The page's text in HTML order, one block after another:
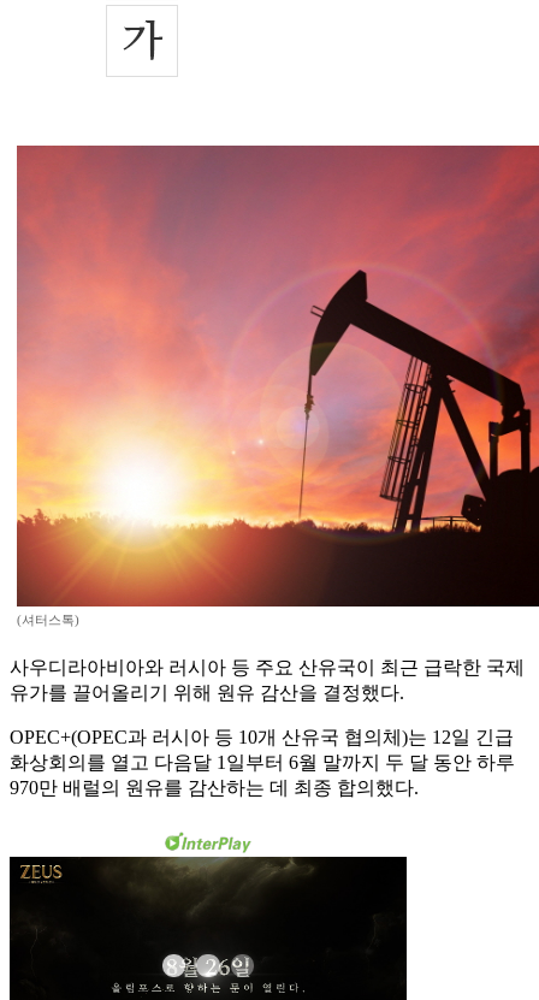
(셔터스톡)
사우디라아비아와 러시아 등 주요 산유국이 최근 급락한 국제
유가를 끌어올리기 위해 원유 감산을 결정했다.
OPEC+(OPEC과 러시아 등 10개 산유국 협의체)는 12일 긴급
화상회의를 열고 다음달 1일부터 6월 말까지 두 달 동안 하루
970만 배럴의 원유를 감산하는 데 최종 합의했다.